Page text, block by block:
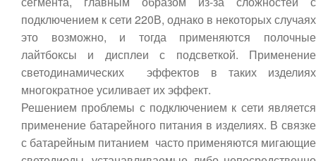
подключением к сети 220В, однако в некоторых случаях
это возможно, и тогда применяются полочные
лайтбоксы и дисплеи с подсветкой. Применение
светодинамических эффектов в таких изделиях
многократное усиливает их эффект.
Решением проблемы с подключением к сети является
применение батарейного питания в изделиях. В связке
с батарейным питанием часто применяются мигающие